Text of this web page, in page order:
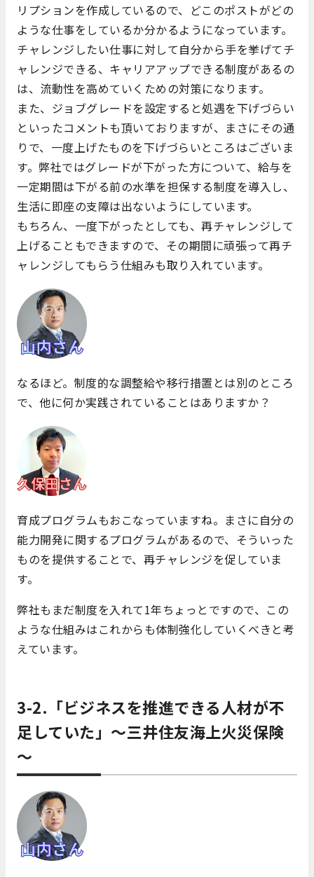
リプションを作成しているので、どこのポストがどの
ような仕事をしているか分かるようになっています。
チャレンジしたい仕事に対して自分から手を挙げてチ
ャレンジできる、キャリアアップできる制度があるの
は、流動性を高めていくための対策になります。
また、ジョブグレードを設定すると処遇を下げづらい
といったコメントも頂いておりますが、まさにその通
りで、一度上げたものを下げづらいところはございま
す。弊社ではグレードが下がった方について、給与を
一定期間は下がる前の水準を担保する制度を導入し、
生活に即座の支障は出ないようにしています。
もちろん、一度下がったとしても、再チャレンジして
上げることもできますので、その期間に頑張って再チ
ャレンジしてもらう仕組みも取り入れています。
なるほど。制度的な調整給や移行措置とは別のところ
で、他に何か実践されていることはありますか？
育成プログラムもおこなっていますね。まさに自分の
能力開発に関するプログラムがあるので、そういった
ものを提供することで、再チャレンジを促していま
す。
弊社もまだ制度を入れて1年ちょっとですので、この
ような仕組みはこれからも体制強化していくべきと考
えています。
3-2.「ビジネスを推進できる人材が不
足していた」～三井住友海上火災保険
～